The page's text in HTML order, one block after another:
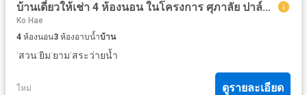
บ้านเดี่ยวให้เช่า 4 ห้องนอน ในโครงการ ศุภาลัย ปาล์มสปริงส์ บ้านพอน ภูเก็ต
Ko Hae
4 ห้องนอน3 ห้องอาบน้ำบ้าน
·สวน·ยิม·ยาม·สระว่ายน้ำ
ใหม่ ดูรายละเอียด